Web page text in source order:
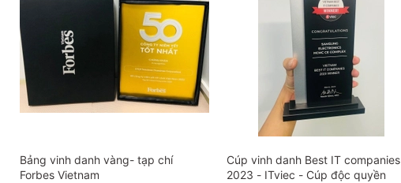
Bảng vinh danh vàng- tạp chí
Forbes Vietnam
Cúp vinh danh Best IT companies
2023 - ITviec - Cúp độc quyền